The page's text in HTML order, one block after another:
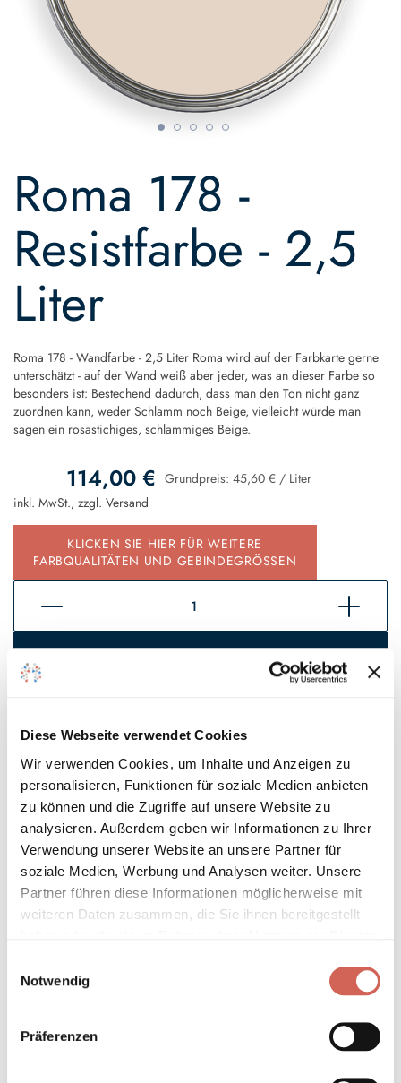
Diese Webseite verwendet Cookies
Wir verwenden Cookies, um Inhalte und Anzeigen zu
personalisieren, Funktionen für soziale Medien anbieten
zu können und die Zugriffe auf unsere Website zu
analysieren. Außerdem geben wir Informationen zu Ihrer
Verwendung unserer Website an unsere Partner für
soziale Medien, Werbung und Analysen weiter. Unsere
Partner führen diese Informationen möglicherweise mit
weiteren Daten zusammen, die Sie ihnen bereitgestellt
Notwendig
Präferenzen
Roma 178 -
Resistfarbe - 2,5
Liter
Roma 178 - Wandfarbe - 2,5 Liter Roma wird auf der Farbkarte gerne
unterschätzt - auf der Wand weiß aber jeder, was an dieser Farbe so
besonders ist: Bestechend dadurch, dass man den Ton nicht ganz
zuordnen kann, weder Schlamm noch Beige, vielleicht würde man
sagen ein rosastichiges, schlammiges Beige.
114,00 € Grundpreis: 45,60 € / Liter
inkl. MwSt., zzgl. Versand
KLICKEN SIE HIER FÜR WEITERE
FARBQUALITÄTEN UND GEBINDEGRÖSSEN
Auf den Wunschzettel
* Gilt für Lieferungen innerhalb Deutschlands, Lieferzeiten für andere
Länder entnehmen Sie bitte unserenVersandinformationen .
Technische Details und Hinweise
Hinweis zur Grundierung
the
beginning
the
images